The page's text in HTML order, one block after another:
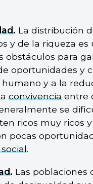
. La distribución
y de la riqueza es
obstáculos para
oportunidades y
y a la
convivenciaentre
se
ricos muy ricos
pocas
.
. Las poblaciones